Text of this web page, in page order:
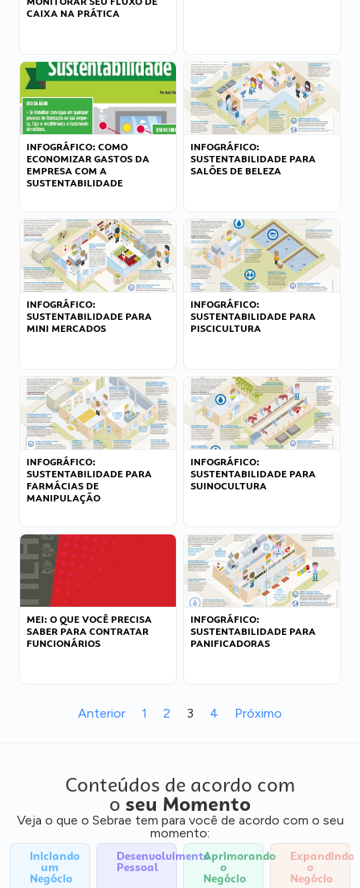
CAIXA NA PRÁTICA
INFOGRÁFICO: COMO
ECONOMIZAR GASTOS DA
EMPRESA COM A
SUSTENTABILIDADE
INFOGRÁFICO:
SUSTENTABILIDADE PARA
SALÕES DE BELEZA
INFOGRÁFICO:
SUSTENTABILIDADE PARA
MINI MERCADOS
INFOGRÁFICO:
SUSTENTABILIDADE PARA
PISCICULTURA
INFOGRÁFICO:
SUSTENTABILIDADE PARA
FARMÁCIAS DE
MANIPULAÇÃO
INFOGRÁFICO:
SUSTENTABILIDADE PARA
SUINOCULTURA
MEI: O QUE VOCÊ PRECISA
SABER PARA CONTRATAR
FUNCIONÁRIOS
INFOGRÁFICO:
SUSTENTABILIDADE PARA
PANIFICADORAS
Anterior 1 2 3 4 Próximo
Conteúdos de acordo com
o seu Momento
Veja o que o Sebrae tem para você de acordo com o seu
momento:
Iniciando
um
Negócio
Desenvolvimento
Pessoal
Aprimorando
o
Negócio
Expandindo
o
Negócio